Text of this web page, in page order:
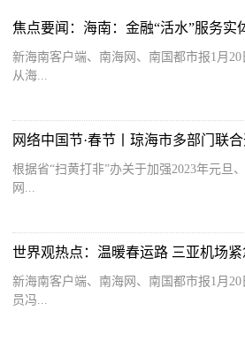
新海南客户端、南海网、南国都市报1月
从海...
根据省“扫黄打非”办关于加强2023年元旦
网...
世界观热点：温暖春运路 三亚机场
新海南客户端、南海网、南国都市报1月
员冯...